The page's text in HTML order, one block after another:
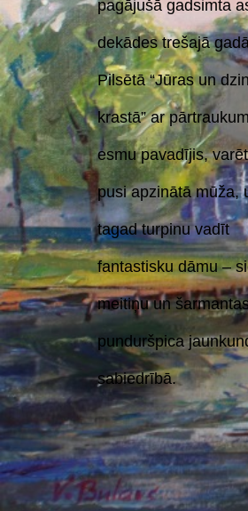
pagājušā gadsimta
dekādes trešajā
Pilsētā “Jūras un
krastā” ar
esmu pavadījis,
pusi apzinātā mūža,
tagad turpinu vadīt
fantastisku dāmu –
meitiņu un
punduršpica
sabiedrībā.